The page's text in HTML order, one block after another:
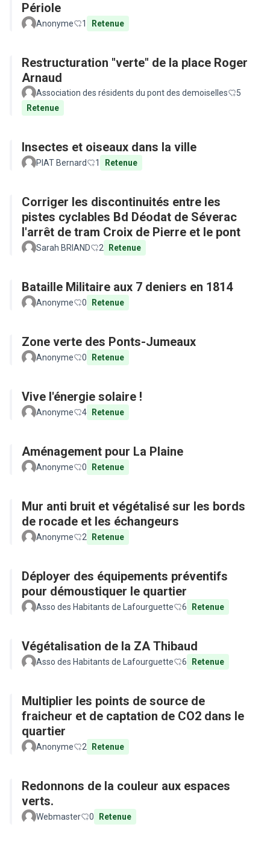
Périole
Anonyme 1 Retenue
Restructuration "verte" de la place Roger
Arnaud
Association des résidents du pont des demoiselles
5
Retenue
Insectes et oiseaux dans la ville
PIAT Bernard 1 Retenue
Corriger les discontinuités entre les
pistes cyclables Bd Déodat de Séverac
l'arrêt de tram Croix de Pierre et le pont
Sarah BRIAND 2 Retenue
Bataille Militaire aux 7 deniers en 1814
Anonyme 0 Retenue
Zone verte des Ponts-Jumeaux
Anonyme 0 Retenue
Vive l'énergie solaire !
Anonyme 4 Retenue
Aménagement pour La Plaine
Anonyme 0 Retenue
Mur anti bruit et végétalisé sur les bords
de rocade et les échangeurs
Anonyme 2 Retenue
Déployer des équipements préventifs
pour démoustiquer le quartier
Asso des Habitants de Lafourguette 6 Retenue
Végétalisation de la ZA Thibaud
Asso des Habitants de Lafourguette 6 Retenue
Multiplier les points de source de
fraicheur et de captation de CO2 dans le
quartier
Anonyme 2 Retenue
Redonnons de la couleur aux espaces
verts.
Webmaster 0 Retenue